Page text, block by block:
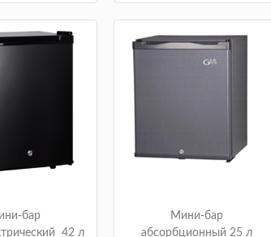
бар
42 л
Мини-бар
абсорбционный 25 л